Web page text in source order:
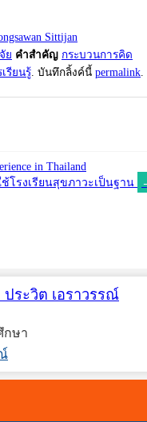
Sittijan
ย คำสำคัญ กระบวนการคิด
รียนรู้ . บันทึกลิ้งค์นี้ permalink
in Thailand
โรงเรียนสุขภาวะเป็นฐาน
ประวิต เอราวรรณ์
กษา